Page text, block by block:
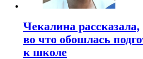
Чекалина рассказала,
во что обошлась
к школе